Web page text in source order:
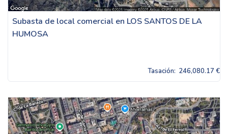
Subasta de local comercial en LOS SANTOS DE LA
HUMOSA
Tasación: 246,080.17 €